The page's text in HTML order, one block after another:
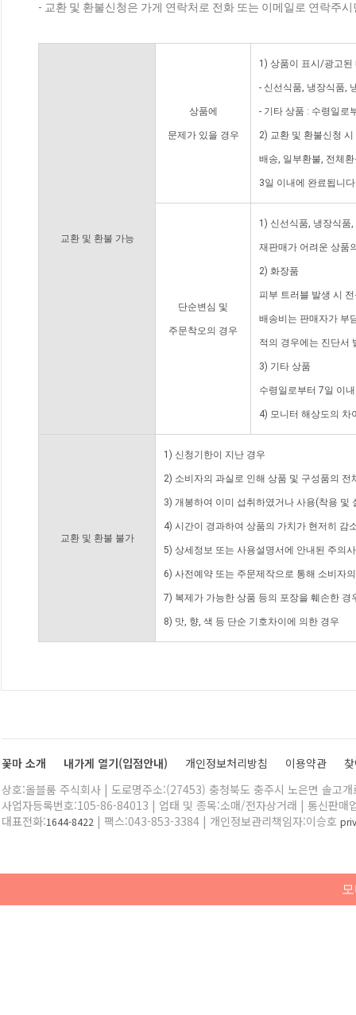
- 교환 및 환불신청은 가게 연락처로 전화 또는 이메일로 연락주
교환 및 환불 가능
상품에
문제가 있을 경우
1) 상품이 표시/광고된
- 신선식품, 냉장식품,
- 기타 상품 : 수령일로
2) 교환 및 환불신청
배송, 일부환불, 전체
3일 이내에 완료됩니
단순변심 및
주문착오의 경우
1) 신선식품, 냉장식품
재판매가 어려운 상품
2) 화장품
피부 트러블 발생 시
배송비는 판매자가 부
적의 경우에는 진단서
3) 기타 상품
수령일로부터 7일 이
4) 모니터 해상도의 차
교환 및 환불 불가
1) 신청기한이 지난 경우
2) 소비자의 과실로 인해 상품 및 구성품의
3) 개봉하여 이미 섭취하였거나 사용(착용 및
4) 시간이 경과하여 상품의 가치가 현저히 감
5) 상세정보 또는 사용설명서에 안내된 주의
6) 사전예약 또는 주문제작으로 통해 소비자
7) 복제가 가능한 상품 등의 포장을 훼손한 경
8) 맛, 향, 색 등 단순 기호차이에 의한 경우
꽃마 소개 내가게 열기(입점안내) 개인정보처리방침 이용약관
상호:올블룸 주식회사 | 도로명주소:(27453) 충청북도 충주시 노은면 솔고
사업자등록번호:105-86-84013 | 업태 및 종목:소매/전자상거래 | 통신판매
대표전화:1644-8422 | 팩스:043-853-3384 | 개인정보관리책임자:이승호